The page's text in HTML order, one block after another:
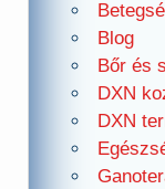
Blog
Bőr és
DXN
DXN